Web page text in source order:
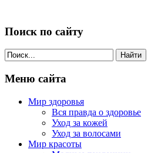
Поиск по сайту
Найти
Меню сайта
Мир здоровья
Вся правда о здоровье
Уход за кожей
Уход за волосами
Мир красоты